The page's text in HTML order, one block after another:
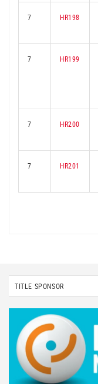
7 HR198
7 HR199
7 HR200
7 HR201
TITLE SPONSOR